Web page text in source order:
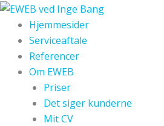
Gå
indholdet
Hjemmesider
Serviceaftale
Referencer
Om EWEB
Priser
Det siger kunderne
Mit CV